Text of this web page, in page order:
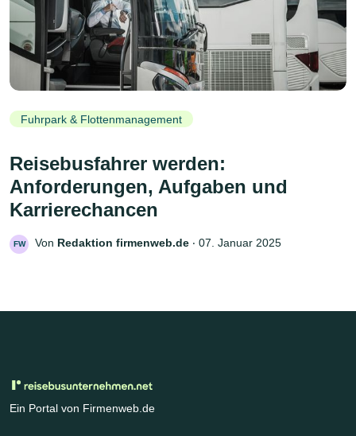
Fuhrpark & Flottenmanagement
Reisebusfahrer werden:
Anforderungen, Aufgaben und
Karrierechancen
FW Von Redaktion firmenweb.de ‧ 07. Januar 2025
Ein Portal von Firmenweb.de